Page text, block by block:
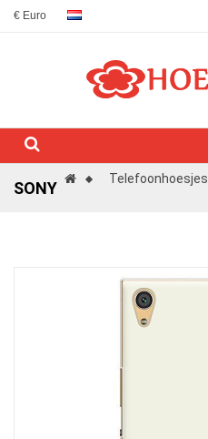
€ Euro
SONY Telefoonhoesjes